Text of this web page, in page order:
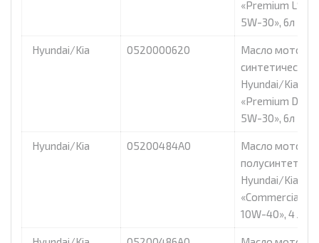
«Premium LS
5W-30», 6л
Hyundai/Kia 0520000620
Масло
синтетическое
Hyundai/Kia
«Premium DPF
5W-30», 6л
Hyundai/Kia 05200484A0
Масло
Hyundai/Kia
«Commercial
10W-40», 4 л.